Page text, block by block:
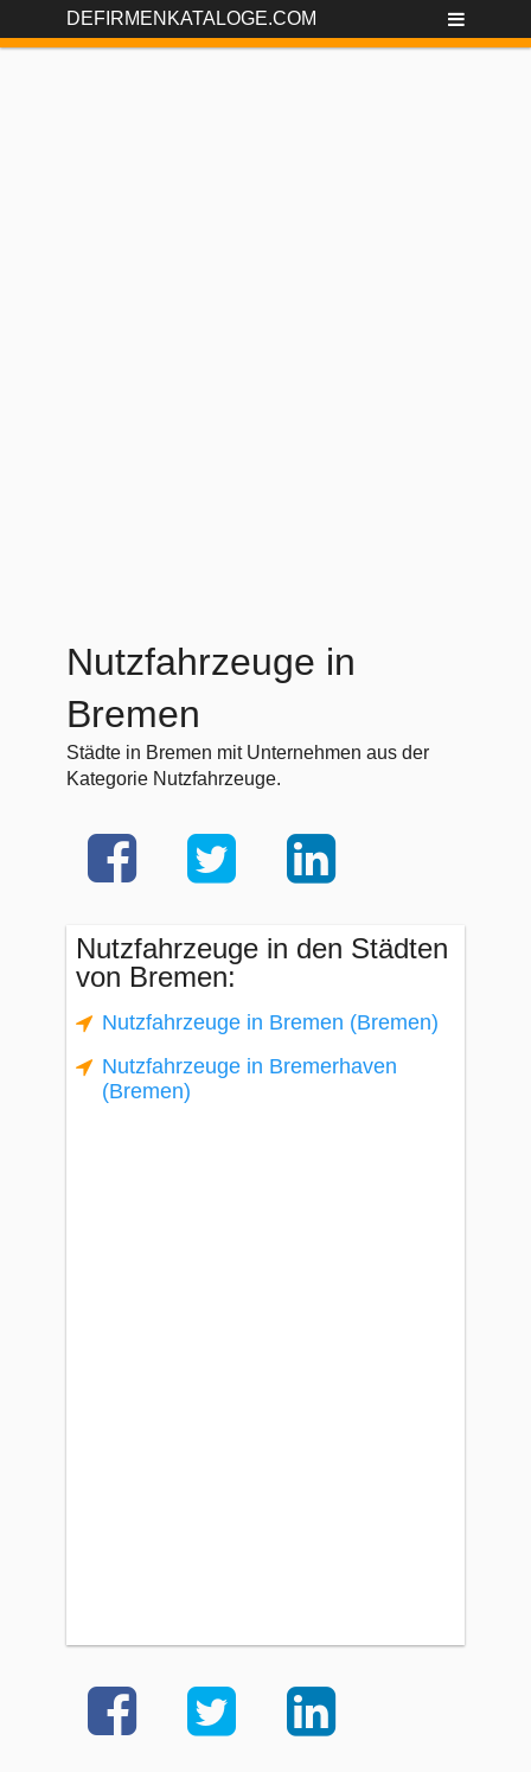
DEFIRMENKATALOGE.COM
Nutzfahrzeuge in
Bremen
Städte in Bremen mit Unternehmen aus der
Kategorie Nutzfahrzeuge.
Nutzfahrzeuge in den Städten
von Bremen:
Nutzfahrzeuge in Bremen (Bremen)
Nutzfahrzeuge in Bremerhaven
(Bremen)